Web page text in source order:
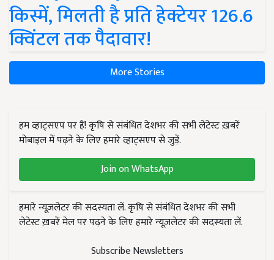
किस्में, मिलती है प्रति हेक्टेयर 126.6
क्विंटल तक पैदावार!
More Stories
हम व्हाट्सएप पर हैं! कृषि से संबंधित देशभर की सभी लेटेस्ट ख़बरें
मोबाइल में पढ़ने के लिए हमारे व्हाट्सएप से जुड़ें.
Join on WhatsApp
हमारे न्यूज़लेटर की सदस्यता लें. कृषि से संबंधित देशभर की सभी
लेटेस्ट ख़बरें मेल पर पढ़ने के लिए हमारे न्यूज़लेटर की सदस्यता लें.
Subscribe Newsletters